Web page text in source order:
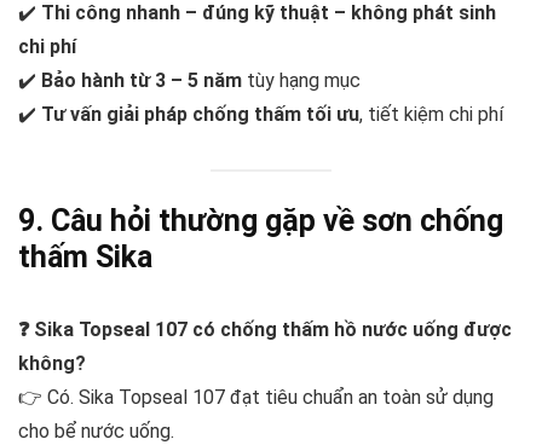
✔️ Thi công nhanh – đúng kỹ thuật – không phát sinh
chi phí
✔️ Bảo hành từ 3 – 5 năm tùy hạng mục
✔️ Tư vấn giải pháp chống thấm tối ưu, tiết kiệm chi phí
9. Câu hỏi thường gặp về sơn chống
thấm Sika
❓ Sika Topseal 107 có chống thấm hồ nước uống được
không?
👉 Có. Sika Topseal 107 đạt tiêu chuẩn an toàn sử dụng
cho bể nước uống.